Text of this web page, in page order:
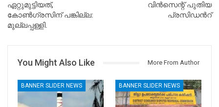
ഏറ്റുമുട്ടിയത്,
കോൺഗ്രസിന് പങ്കില്ല:
മുല്ലപ്പള്ളി.
വിന്‍സെന്റ് പുതിയ
പ്രസിഡന്‍റ്
You Might Also Like More From Author
BANNER SLIDER NEWS BANNER SLIDER NEWS